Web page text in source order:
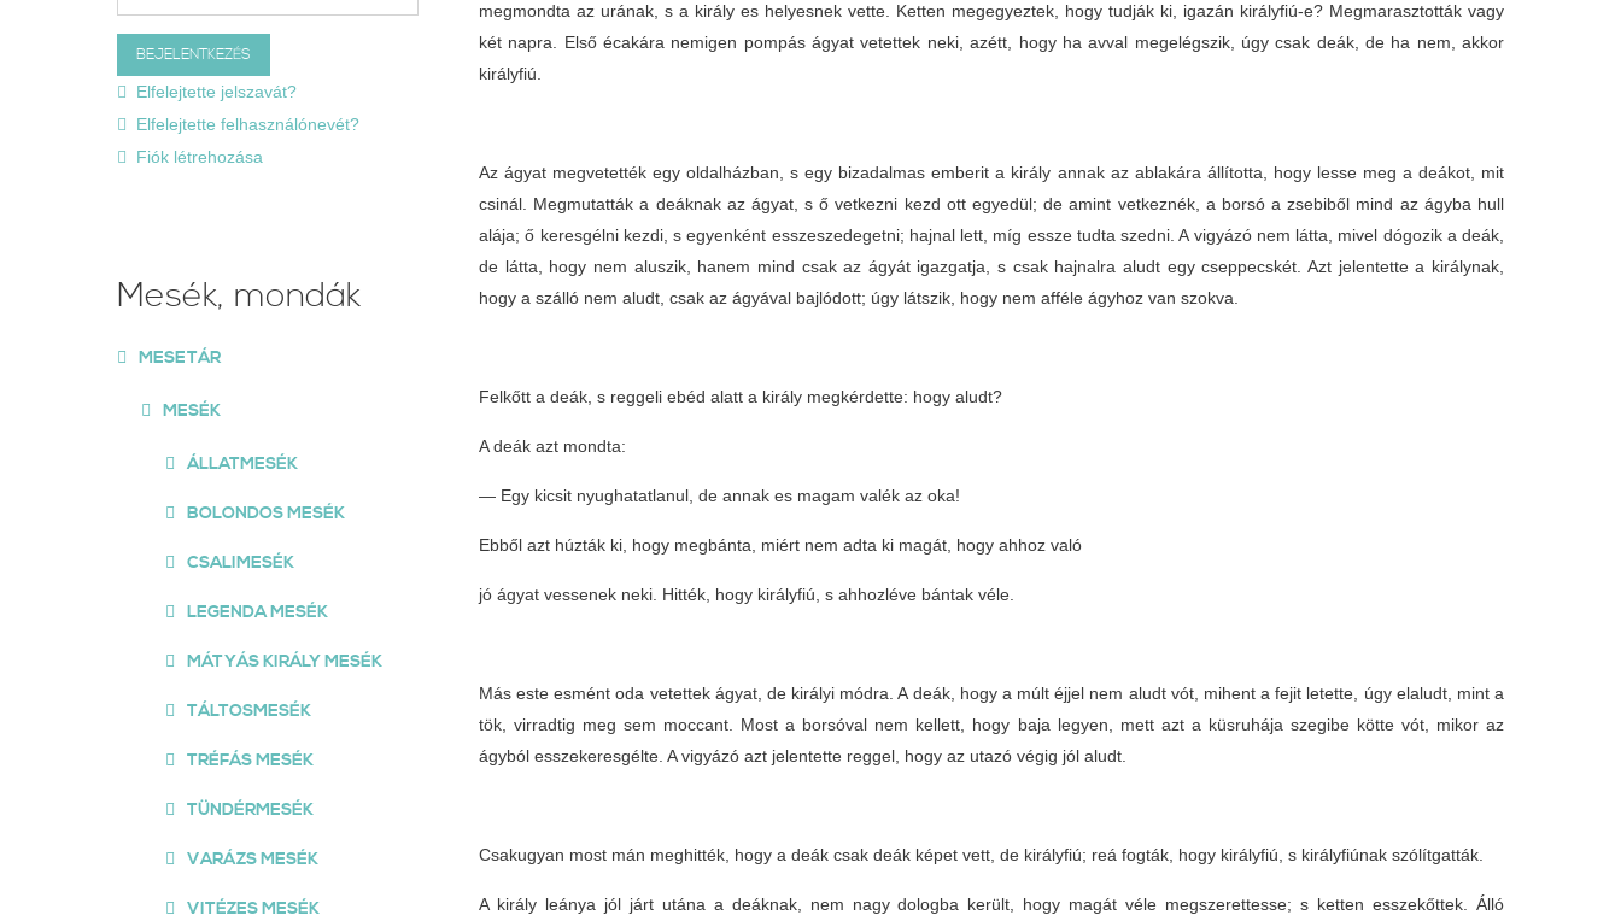
megmondta az urának, s a király es helyesnek vette. Ketten megegyeztek, hogy tudják ki, igazán királyfiú-e? Megmarasztották vagy
két napra. Első écakára nemigen pompás ágyat vetettek neki, azétt, hogy ha avval megelégszik, úgy csak deák, de ha nem, akkor
királyfiú.
Az ágyat megvetették egy oldalházban, s egy bizadalmas emberit a király annak az ablakára állította, hogy lesse meg a deákot, mit
csinál. Megmutatták a deáknak az ágyat, s ő vetkezni kezd ott egyedül; de amint vetkeznék, a borsó a zsebiből mind az ágyba hull
alája; ő keresgélni kezdi, s egyenként esszeszedegetni; hajnal lett, míg essze tudta szedni. A vigyázó nem látta, mivel dógozik a deák,
de látta, hogy nem aluszik, hanem mind csak az ágyát igazgatja, s csak hajnalra aludt egy cseppecskét. Azt jelentette a királynak,
hogy a szálló nem aludt, csak az ágyával bajlódott; úgy látszik, hogy nem afféle ágyhoz van szokva.
Felkőtt a deák, s reggeli ebéd alatt a király megkérdette: hogy aludt?
A deák azt mondta:
— Egy kicsit nyughatatlanul, de annak es magam valék az oka!
Ebből azt húzták ki, hogy megbánta, miért nem adta ki magát, hogy ahhoz való
jó ágyat vessenek neki. Hitték, hogy királyfiú, s ahhozléve bántak véle.
Más este esmént oda vetettek ágyat, de királyi módra. A deák, hogy a múlt éjjel nem aludt vót, mihent a fejit letette, úgy elaludt, mint a
tök, virradtig meg sem moccant. Most a borsóval nem kellett, hogy baja legyen, mett azt a küsruhája szegibe kötte vót, mikor az
ágyból esszekeresgélte. A vigyázó azt jelentette reggel, hogy az utazó végig jól aludt.
Csakugyan most mán meghitték, hogy a deák csak deák képet vett, de királyfiú; reá fogták, hogy királyfiú, s királyfiúnak szólítgatták.
A király leánya jól járt utána a deáknak, nem nagy dologba került, hogy magát véle megszerettesse; s ketten esszekőttek. Álló
Elfelejtette jelszavát?
Elfelejtette felhasználónevét?
Fiók létrehozása
Mesék, mondák
MESETÁR
MESÉK
ÁLLATMESÉK
BOLONDOS MESÉK
CSALIMESÉK
LEGENDA MESÉK
MÁTYÁS KIRÁLY MESÉK
TÁLTOSMESÉK
TRÉFÁS MESÉK
TÜNDÉRMESÉK
VARÁZS MESÉK
VITÉZES MESÉK